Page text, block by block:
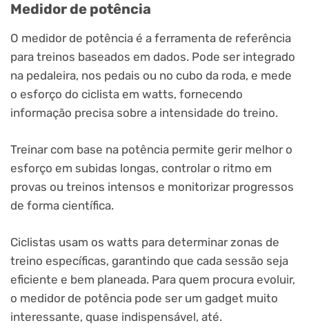
Medidor de potência
O medidor de potência é a ferramenta de referência
para treinos baseados em dados. Pode ser integrado
na pedaleira, nos pedais ou no cubo da roda, e mede
o esforço do ciclista em watts, fornecendo
informação precisa sobre a intensidade do treino.
Treinar com base na potência permite gerir melhor o
esforço em subidas longas, controlar o ritmo em
provas ou treinos intensos e monitorizar progressos
de forma científica.
Ciclistas usam os watts para determinar zonas de
treino específicas, garantindo que cada sessão seja
eficiente e bem planeada. Para quem procura evoluir,
o medidor de potência pode ser um gadget muito
interessante, quase indispensável, até.